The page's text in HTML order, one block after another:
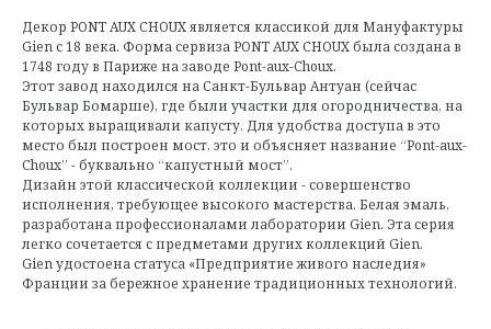
Декор PONT AUX CHOUX является классикой для Мануфактуры
Gien с 18 века. Форма сервиза PONT AUX CHOUX была создана в
1748 году в Париже на заводе Pont-aux-Choux.
Этот завод находился на Санкт-Бульвар Антуан (сейчас
Бульвар Бомарше), где были участки для огородничества, на
которых выращивали капусту. Для удобства доступа в это
место был построен мост, это и объясняет название “Pont-aux-
Choux” - буквально “капустный мост”.
Дизайн этой классической коллекции - совершенство
исполнения, требующее высокого мастерства. Белая эмаль,
разработана профессионалами лаборатории Gien. Эта серия
легко сочетается с предметами других коллекций Gien.
Gien удостоена статуса «Предприятие живого наследия»
Франции за бережное хранение традиционных технологий.